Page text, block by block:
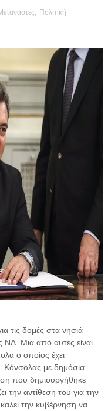
Πολιτική
τις δομές στα νησιά
ΝΔ. Μια από αυτές είναι
ο οποίος έχει
Κόνσολας με δημόσια
που δημιουργήθηκε
την αντίθεση του για την
την κυβέρνηση να